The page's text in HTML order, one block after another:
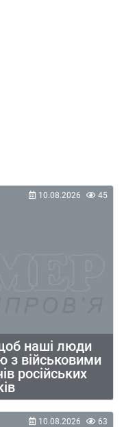
наші люди
з військовими
російських
10.08.2026 45
10.08.2026 63